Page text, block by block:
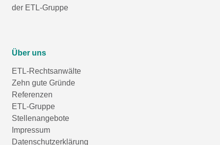
der ETL-Gruppe
Über uns
ETL-Rechtsanwälte
Zehn gute Gründe
Referenzen
ETL-Gruppe
Stellenangebote
Impressum
Datenschutzerklärung